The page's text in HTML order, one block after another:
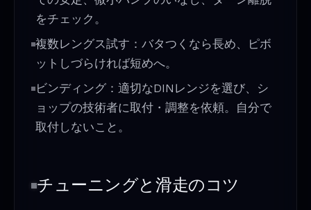
をチェック。
複数レングス試す：バタつくなら長め、ピボ
ットしづらければ短めへ。
ビンディング：適切なDINレンジを選び、シ
ョップの技術者に取付・調整を依頼。自分で
取付しないこと。
チューニングと滑走のコツ